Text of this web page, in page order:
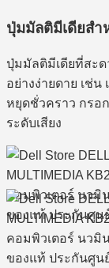
ปุ่มมัลติมีเดียสำ
ปุ่มมัลติมีเดียที่สะ
อย่างง่ายดาย เช่น
หยุดชั่วคราว กรอ
ระดับเสียง